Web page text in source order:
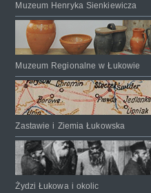
Muzeum Henryka Sienkiewicza
Muzeum Regionalne w Łukowie
Zastawie i Ziemia Łukowska
Żydzi Łukowa i okolic